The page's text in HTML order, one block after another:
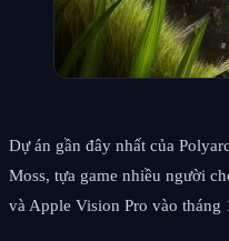
Dự án gần đây nhất của
Moss, tựa game nhiều người
và Apple Vision Pro vào tháng